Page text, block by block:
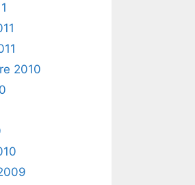
2010